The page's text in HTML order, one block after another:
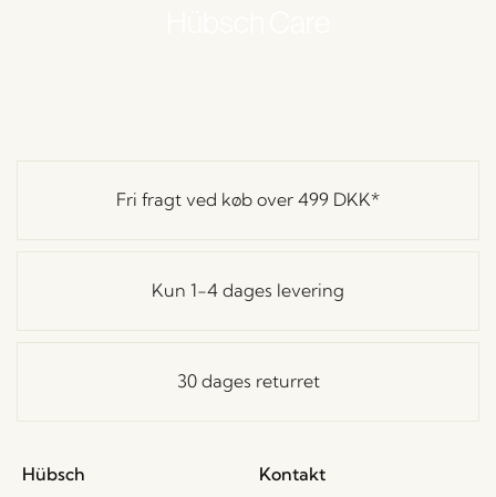
Fri fragt ved køb over 499 DKK*
Kun 1-4 dages levering
30 dages returret
Hübsch
Kontakt